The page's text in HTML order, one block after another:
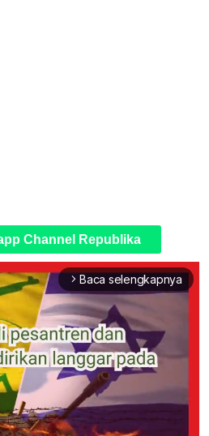
Channel Republika
arrow_forward_ios Baca selengkapnya